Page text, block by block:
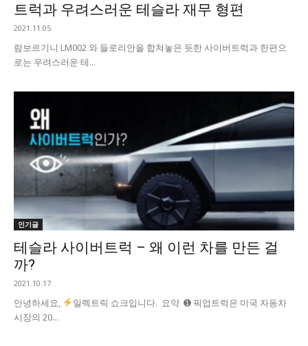
트럭과 우려스러운 테슬라 재무 형편
2021.11.05
람보르기니 LM002 와 들로리안을 합쳐놓은 듯한 사이버트럭과 한편으
로는 우려스러운 테...
인기글
테슬라 사이버트럭 – 왜 이런 차를 만든 걸
까?
2021.10.17
안녕하세요,
일렉트릭 쇼크입니다. 요약 ➊ 픽업트럭은 미국 자동차
시장의 20...